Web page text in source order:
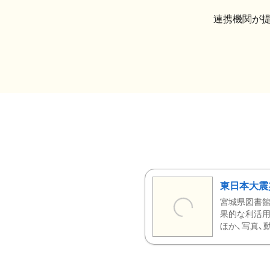
連携機関が
東日本大
宮城県図書
果的な利活
ほか、写真、